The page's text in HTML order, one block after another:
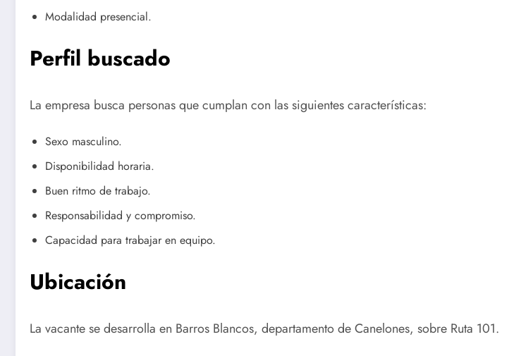
Modalidad presencial.
Perfil buscado
La empresa busca personas que cumplan con las siguientes características:
Sexo masculino.
Disponibilidad horaria.
Buen ritmo de trabajo.
Responsabilidad y compromiso.
Capacidad para trabajar en equipo.
Ubicación
La vacante se desarrolla en Barros Blancos, departamento de Canelones, sobre Ruta 101.